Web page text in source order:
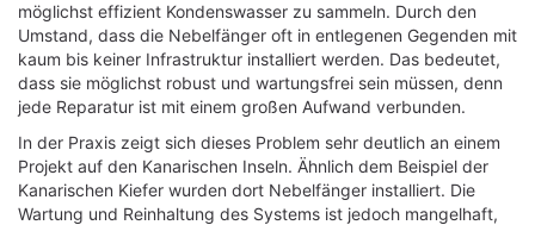
möglichst effizient Kondenswasser zu sammeln. Durch den
Umstand, dass die Nebelfänger oft in entlegenen Gegenden mit
kaum bis keiner Infrastruktur installiert werden. Das bedeutet,
dass sie möglichst robust und wartungsfrei sein müssen, denn
jede Reparatur ist mit einem großen Aufwand verbunden.
In der Praxis zeigt sich dieses Problem sehr deutlich an einem
Projekt auf den Kanarischen Inseln. Ähnlich dem Beispiel der
Kanarischen Kiefer wurden dort Nebelfänger installiert. Die
Wartung und Reinhaltung des Systems ist jedoch mangelhaft,